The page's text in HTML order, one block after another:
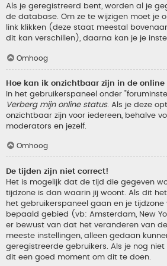
Als je geregistreerd bent, worden al je
de database. Om ze te wijzigen moet je
link klikken (deze staat meestal
dit kan verschillen), daarna kan je je
Omhoog
Hoe kan ik onzichtbaar zijn in de
In het gebruikerspaneel onder
Verberg mijn online status. Als je deze
onzichtbaar zijn voor iedereen, behalve
moderators en jezelf.
Omhoog
De tijden zijn niet correct!
Het is mogelijk dat de tijd die gegeven
tijdzone is dan waarin jij woont. Als dit
het gebruikerspaneel gaan en je tijdzone
bepaald gebied (vb: Amsterdam, New
er bewust van dat het veranderen van
meeste instellingen, alleen gedaan
geregistreerde gebruikers. Als je nog
dit een goed moment om dit te doen.